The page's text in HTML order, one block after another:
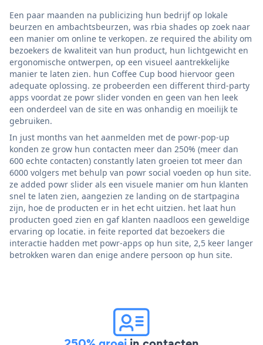
Een paar maanden na publicizing hun bedrijf op lokale
beurzen en ambachtsbeurzen, was rbia shades op zoek naar
een manier om online te verkopen. ze required the ability om
bezoekers de kwaliteit van hun product, hun lichtgewicht en
ergonomische ontwerpen, op een visueel aantrekkelijke
manier te laten zien. hun Coffee Cup bood hiervoor geen
adequate oplossing. ze probeerden een different third-party
apps voordat ze powr slider vonden en geen van hen leek
een onderdeel van de site en was onhandig en moeilijk te
gebruiken.
In just months van het aanmelden met de powr-pop-up
konden ze grow hun contacten meer dan 250% (meer dan
600 echte contacten) constantly laten groeien tot meer dan
6000 volgers met behulp van powr social voeden op hun site.
ze added powr slider als een visuele manier om hun klanten
snel te laten zien, aangezien ze landing on de startpagina
zijn, hoe de producten er in het echt uitzien. het laat hun
producten goed zien en gaf klanten naadloos een geweldige
ervaring op locatie. in feite reported dat bezoekers die
interactie hadden met powr-apps op hun site, 2,5 keer langer
betrokken waren dan enige andere persoon op hun site.